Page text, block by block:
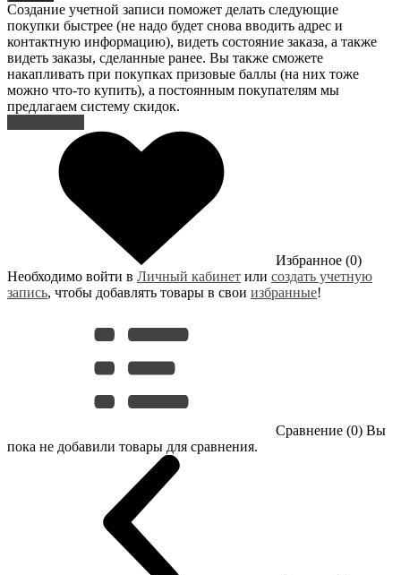
Создание учетной записи поможет делать следующие
покупки быстрее (не надо будет снова вводить адрес и
контактную информацию), видеть состояние заказа, а также
видеть заказы, сделанные ранее. Вы также сможете
накапливать при покупках призовые баллы (на них тоже
можно что-то купить), а постоянным покупателям мы
предлагаем систему скидок.
Избранное (0)
Необходимо войти в Личный кабинет или создать учетную
запись, чтобы добавлять товары в свои избранные!
Сравнение (0) Вы
пока не добавили товары для сравнения.